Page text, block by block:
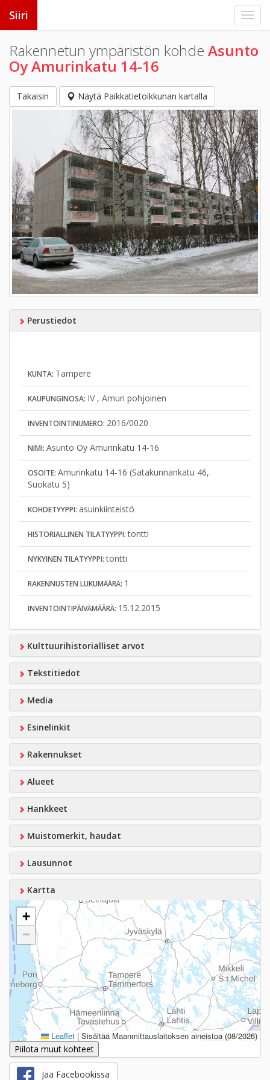
Siiri
Rakennetun ympäristön kohde Asunto
Oy Amurinkatu 14-16
Takaisin Näytä Paikkatietoikkunan kartalla
Perustiedot
KUNTA: Tampere
KAUPUNGINOSA: IV , Amuri pohjoinen
INVENTOINTINUMERO: 2016/0020
NIMI: Asunto Oy Amurinkatu 14-16
OSOITE: Amurinkatu 14-16 (Satakunnankatu 46,
Suokatu 5)
KOHDETYYPPI: asuinkiinteistö
HISTORIALLINEN TILATYYPPI:tontti
NYKYINEN TILATYYPPI:tontti
RAKENNUSTEN LUKUMÄÄRÄ: 1
INVENTOINTIPÄIVÄMÄÄRÄ: 15.12.2015
Kulttuurihistorialliset arvot
Tekstitiedot
Media
Esinelinkit
Rakennukset
Alueet
Hankkeet
Muistomerkit, haudat
Lausunnot
Kartta
+
−
Leaflet | Sisältää Maanmittauslaitoksen aineistoa (08/2026)
Piilota muut kohteet
Jaa Facebookissa